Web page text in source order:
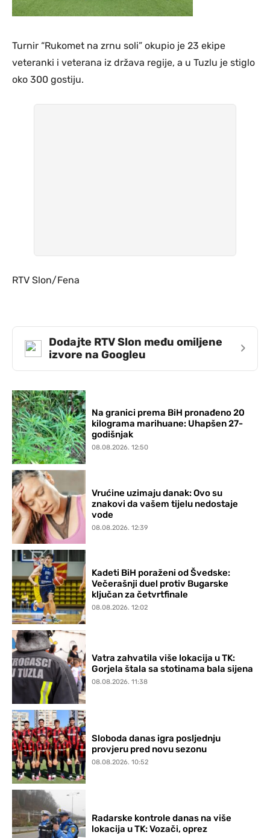
Turnir “Rukomet na zrnu soli” okupio je 23 ekipe
veteranki i veterana iz država regije, a u Tuzlu je stiglo
oko 300 gostiju.
RTV Slon/Fena
Dodajte RTV Slon među omiljene
izvore na Googleu
›
Na granici prema BiH pronađeno 20
kilograma marihuane: Uhapšen 27-
godišnjak
08.08.2026. 12:50
Vrućine uzimaju danak: Ovo su
znakovi da vašem tijelu nedostaje
vode
08.08.2026. 12:39
Kadeti BiH poraženi od Švedske:
Večerašnji duel protiv Bugarske
ključan za četvrtfinale
08.08.2026. 12:02
Vatra zahvatila više lokacija u TK:
Gorjela štala sa stotinama bala sijena
08.08.2026. 11:38
Sloboda danas igra posljednju
provjeru pred novu sezonu
08.08.2026. 10:52
Radarske kontrole danas na više
lokacija u TK: Vozači, oprez